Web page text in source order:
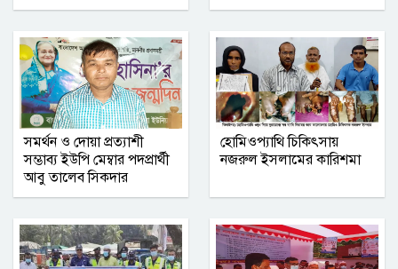
সমর্থন ও দোয়া প্রত্যাশী
সম্ভাব্য ইউপি মেম্বার পদপ্রার্থী
আবু তালেব সিকদার
হোমিওপ্যাথি চিকিৎসায়
নজরুল ইসলামের কারিশমা